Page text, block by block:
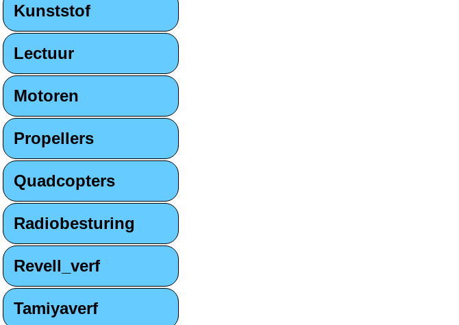
Kunststof
Lectuur
Motoren
Propellers
Quadcopters
Radiobesturing
Revell_verf
Tamiyaverf